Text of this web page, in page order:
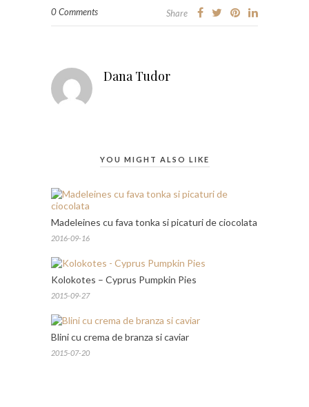
0 Comments Share
Dana Tudor
YOU MIGHT ALSO LIKE
Madeleines cu fava tonka si picaturi de ciocolata
2016-09-16
Kolokotes – Cyprus Pumpkin Pies
2015-09-27
Blini cu crema de branza si caviar
2015-07-20